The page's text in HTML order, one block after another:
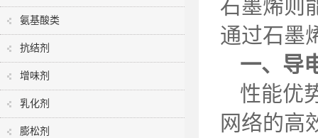
氨基酸类
抗结剂
增味剂
乳化剂
膨松剂
石墨烯则
通过石墨
一、导
性能优
网络的高